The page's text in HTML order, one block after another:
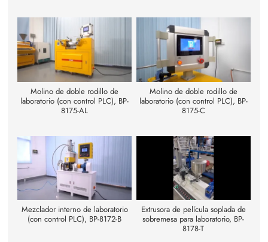
Molino de doble rodillo de
laboratorio (con control PLC), BP-
8175-AL
Molino de doble rodillo de
laboratorio (con control PLC), BP-
8175-C
Mezclador interno de laboratorio
(con control PLC), BP-8172-B
Extrusora de película soplada de
sobremesa para laboratorio, BP-
8178-T